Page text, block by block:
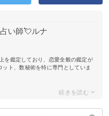
い師💘ルナ
を鑑定しており、恋愛全般の鑑定が
ト、数秘術を特に専門としていま